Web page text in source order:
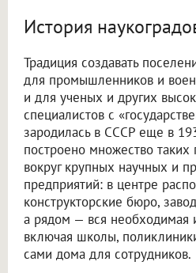
История
Традиция создавать
для промышленников и
и для ученых и других
специалистов с
зародилась в СССР еще в
построено множество таких
вокруг крупных научных и
предприятий: в центре
конструкторские бюро,
а рядом — вся необходимая
включая школы,
сами дома для сотрудников.